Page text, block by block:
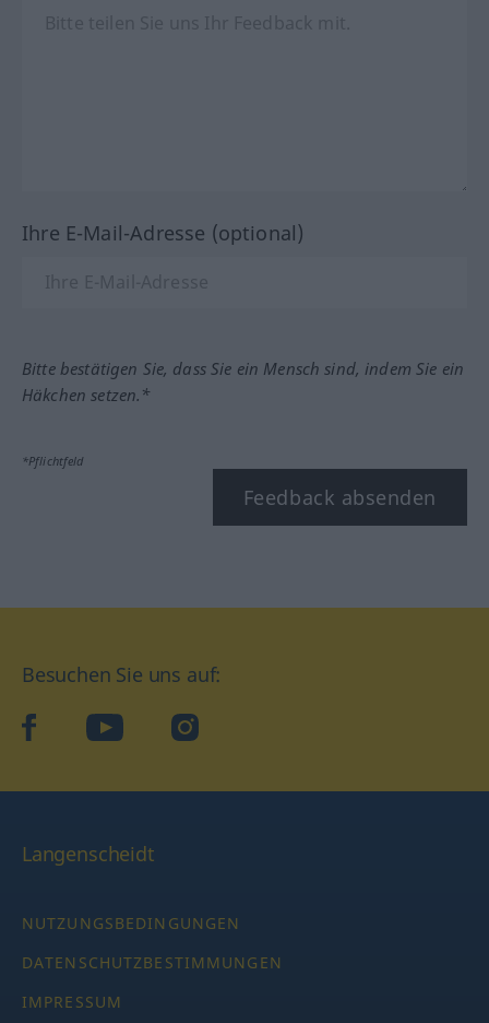
Ihre E-Mail-Adresse (optional)
Bitte bestätigen Sie, dass Sie ein Mensch sind, indem Sie ein
Häkchen setzen.*
*Pflichtfeld
Feedback absenden
Besuchen Sie uns auf:
facebookYouTube Instagram
Langenscheidt
NUTZUNGSBEDINGUNGEN
DATENSCHUTZBESTIMMUNGEN
IMPRESSUM